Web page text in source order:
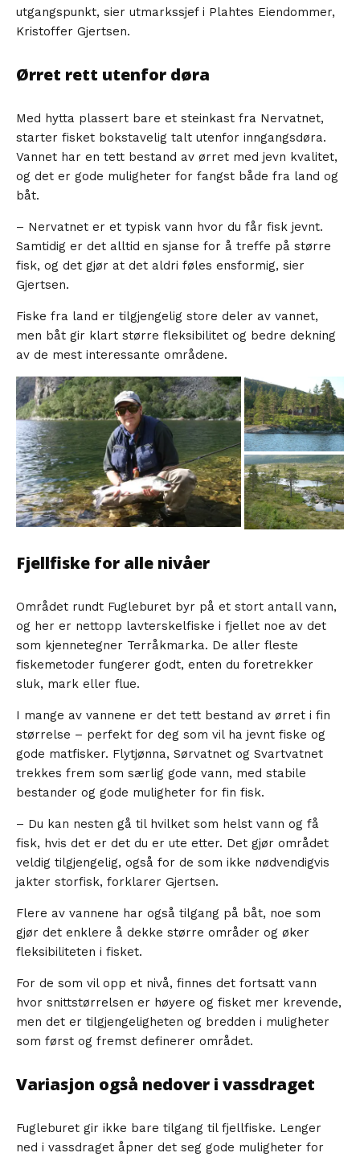
utgangspunkt, sier utmarkssjef i Plahtes Eiendommer,
Kristoffer Gjertsen.
Ørret rett utenfor døra
Med hytta plassert bare et steinkast fra Nervatnet,
starter fisket bokstavelig talt utenfor inngangsdøra.
Vannet har en tett bestand av ørret med jevn kvalitet,
og det er gode muligheter for fangst både fra land og
båt.
– Nervatnet er et typisk vann hvor du får fisk jevnt.
Samtidig er det alltid en sjanse for å treffe på større
fisk, og det gjør at det aldri føles ensformig, sier
Gjertsen.
Fiske fra land er tilgjengelig store deler av vannet,
men båt gir klart større fleksibilitet og bedre dekning
av de mest interessante områdene.
Fjellfiske for alle nivåer
Området rundt Fugleburet byr på et stort antall vann,
og her er nettopp lavterskelfiske i fjellet noe av det
som kjennetegner Terråkmarka. De aller fleste
fiskemetoder fungerer godt, enten du foretrekker
sluk, mark eller flue.
I mange av vannene er det tett bestand av ørret i fin
størrelse – perfekt for deg som vil ha jevnt fiske og
gode matfisker. Flytjønna, Sørvatnet og Svartvatnet
trekkes frem som særlig gode vann, med stabile
bestander og gode muligheter for fin fisk.
– Du kan nesten gå til hvilket som helst vann og få
fisk, hvis det er det du er ute etter. Det gjør området
veldig tilgjengelig, også for de som ikke nødvendigvis
jakter storfisk, forklarer Gjertsen.
Flere av vannene har også tilgang på båt, noe som
gjør det enklere å dekke større områder og øker
fleksibiliteten i fisket.
For de som vil opp et nivå, finnes det fortsatt vann
hvor snittstørrelsen er høyere og fisket mer krevende,
men det er tilgjengeligheten og bredden i muligheter
som først og fremst definerer området.
Variasjon også nedover i vassdraget
Fugleburet gir ikke bare tilgang til fjellfiske. Lenger
ned i vassdraget åpner det seg gode muligheter for